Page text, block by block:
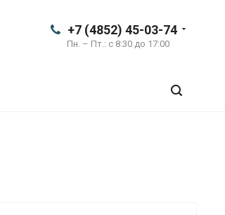
+7 (4852) 45-03-74
Пн. – Пт.: с 8:30 до 17:00